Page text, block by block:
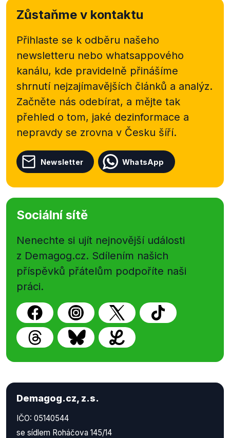
Zůstaňme v kontaktu
Přihlaste se k odběru našeho
newsletteru nebo whatsappového
kanálu, kde pravidelně přinášíme
shrnutí nejzajímavějších článků a analýz.
Začněte nás odebírat, a mějte tak
přehled o tom, jaké dezinformace a
nepravdy se zrovna v Česku šíří.
Newsletter WhatsApp
Sociální sítě
Nenechte si ujít nejnovější události
z Demagog.cz. Sdílením našich
příspěvků přátelům podpoříte naši
práci.
Demagog.cz, z.s.
IČO: 05140544
se sídlem Roháčova 145/14